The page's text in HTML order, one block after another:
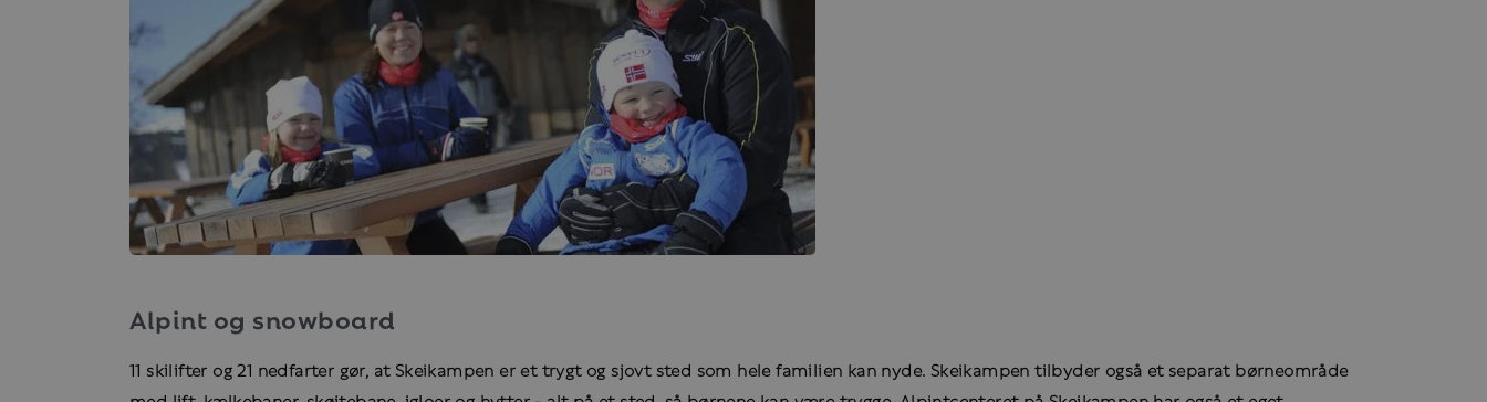
Alpint og snowboard
11 skilifter og 21 nedfarter gør, at Skeikampen er et trygt og sjovt sted som hele familien kan nyde. Skeikampen tilbyder også et separat børneområde